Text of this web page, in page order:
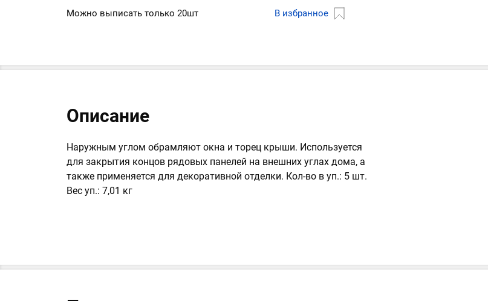
Можно выписать только 20шт В избранное
Описание
Наружным углом обрамляют окна и торец крыши. Используется
для закрытия концов рядовых панелей на внешних углах дома, а
также применяется для декоративной отделки. Кол-во в уп.: 5 шт.
Вес уп.: 7,01 кг